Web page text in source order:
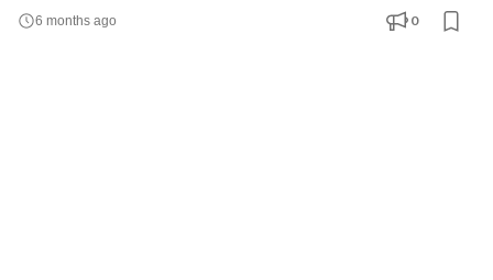
TAMのソリューション部門において、新たにエンジニアチームを
創設します。 これからエンジニアには下記の能力が求められてい
6 months ago 0